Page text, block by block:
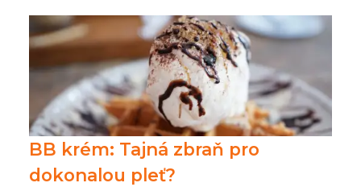
BB krém: Tajná zbraň pro
dokonalou pleť?